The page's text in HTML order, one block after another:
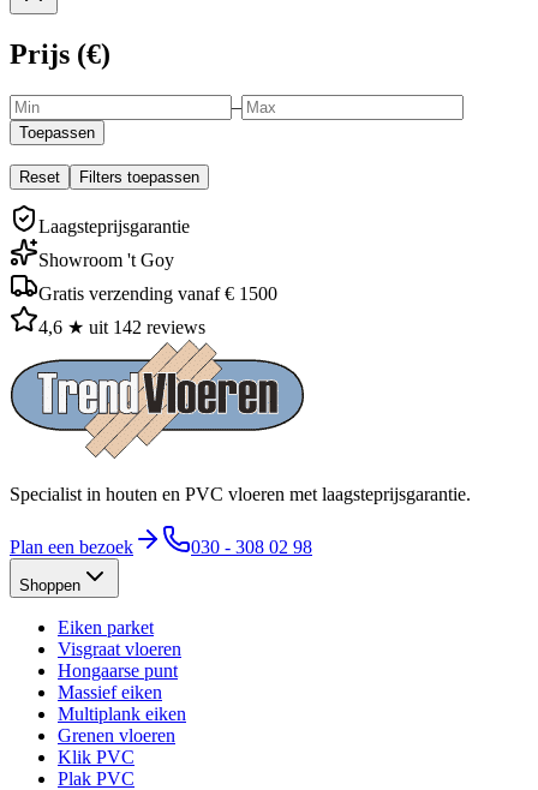
Prijs (€)
–
Toepassen
Reset Filters toepassen
Laagsteprijsgarantie
Showroom 't Goy
Gratis verzending vanaf € 1500
4,6 ★ uit 142 reviews
Specialist in houten en PVC vloeren met laagsteprijsgarantie.
Plan een bezoek 030 - 308 02 98
Shoppen
Eiken parket
Visgraat vloeren
Hongaarse punt
Massief eiken
Multiplank eiken
Grenen vloeren
Klik PVC
Plak PVC